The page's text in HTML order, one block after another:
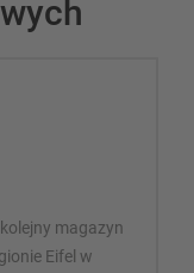
magazyn
Eifel w